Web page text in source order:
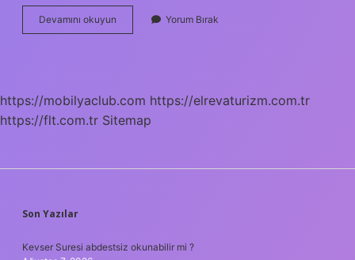
Devamını okuyun
Elbiseli
Yorum Bırak
https://mobilyaclub.com https://elrevaturizm.com.tr
https://flt.com.tr Sitemap
SIDEBAR
Son Yazılar
Kevser Suresi abdestsiz okunabilir mi ?